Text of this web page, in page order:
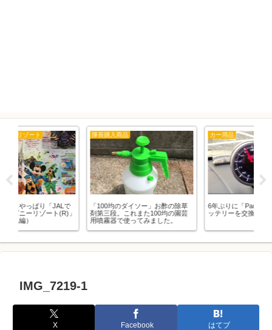
酢の除草
均の園芸
た。
カー用品
6年ぶりに「Panasonicカオス」バ
ッテリーを交換。
東京ディズニーリゾート
ディズニーホテルの「ショッピン
グデリバリーサービス」も終了し
てたんですね。
IMG_7219-1
X Facebook はてブ